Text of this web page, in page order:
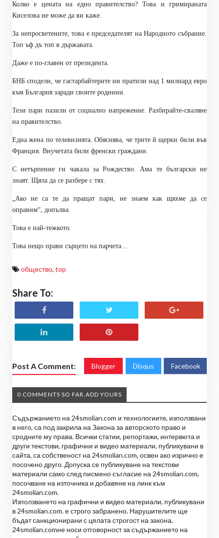
Колко е цената на едно правителство? Това и гримираната
Киселова не може да ви каже.
За непросветените, това е председателят на Народното събрание.
Топ ъф дъ топ в държавата.
Даже е по-главен от президента.
БНБ сподели, че гастарбайтерите ни пратили над 1 милиард евро
към България заради своите роднини.
Тези пари пазили от социално напрежение. Разбирайте-сваляне
на правителство.
Една жена по телевизията. Обяснява, че трите й щерки били във
Франция. Внучетата били френски граждани.
С нетърпение ги чакала за Рождество. Ама те български не
знаят. Щяла да се разбере с тях.
„Ако не са те да пращат пари, не знаем как щяхме да се
оправим“, допълва.
Това е най-тежкото.
Това нещо прави сърцето на парчета…
общество, top
Share To:
Post A Comment: Blogger Disqus Facebook
0 COMMENTS SO FAR,ADD YOURS
Съдържанието на 24smolian.com и технологиите, използвани
в него, са под закрила на Закона за авторското право и
сродните му права. Всички статии, репортажи, интервюта и
други текстови, графични и видео материали, публикувани в
сайта, са собственост на 24smolian.com, освен ако изрично е
посочено друго. Допуска се публикуване на текстови
материали само след писмено съгласие на 24smolian.com,
посочване на източника и добавяне на линк към
24smolian.com.
Използването на графични и видео материали, публикувани
в 24smolian.com. е строго забранено. Нарушителите ще
бъдат санкционирани с цялата строгост на закона.
24smolian.comне носи отговорност за съдържанието на